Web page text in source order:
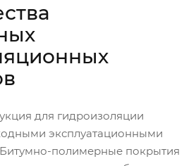
для гидроизоляции
эксплуатационными
Битумно-полимерные покрытия